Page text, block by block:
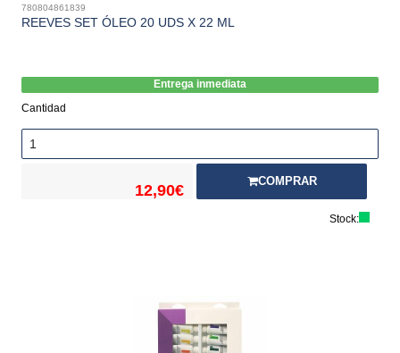
780804861839
REEVES SET ÓLEO 20 UDS X 22 ML
Entrega inmediata
Cantidad
12,90€
COMPRAR
Stock: